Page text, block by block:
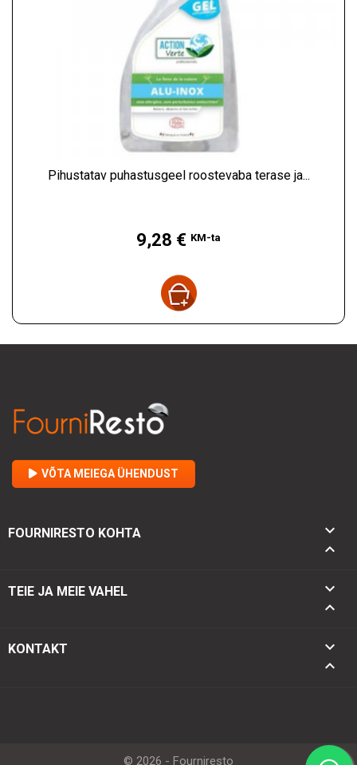
Pihustatav puhastusgeel roostevaba terase ja...
9,28 € KM-ta
VÕTA MEIEGA ÜHENDUST
FOURNIRESTO KOHTA


TEIE JA MEIE VAHEL


KONTAKT
keyboard_arrow_down
keyboard_arrow_up
© 2026 - Fourniresto